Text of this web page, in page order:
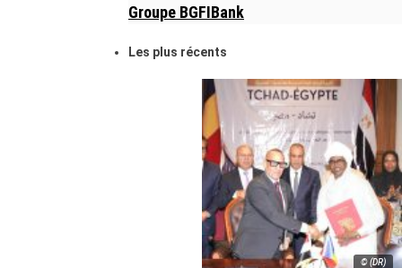
Groupe BGFIBank
Les plus récents
© (DR)